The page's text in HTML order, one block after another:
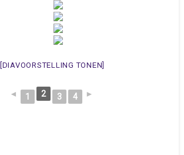
[DIAVOORSTELLING TONEN]
◄ 1 2 3 4 ►